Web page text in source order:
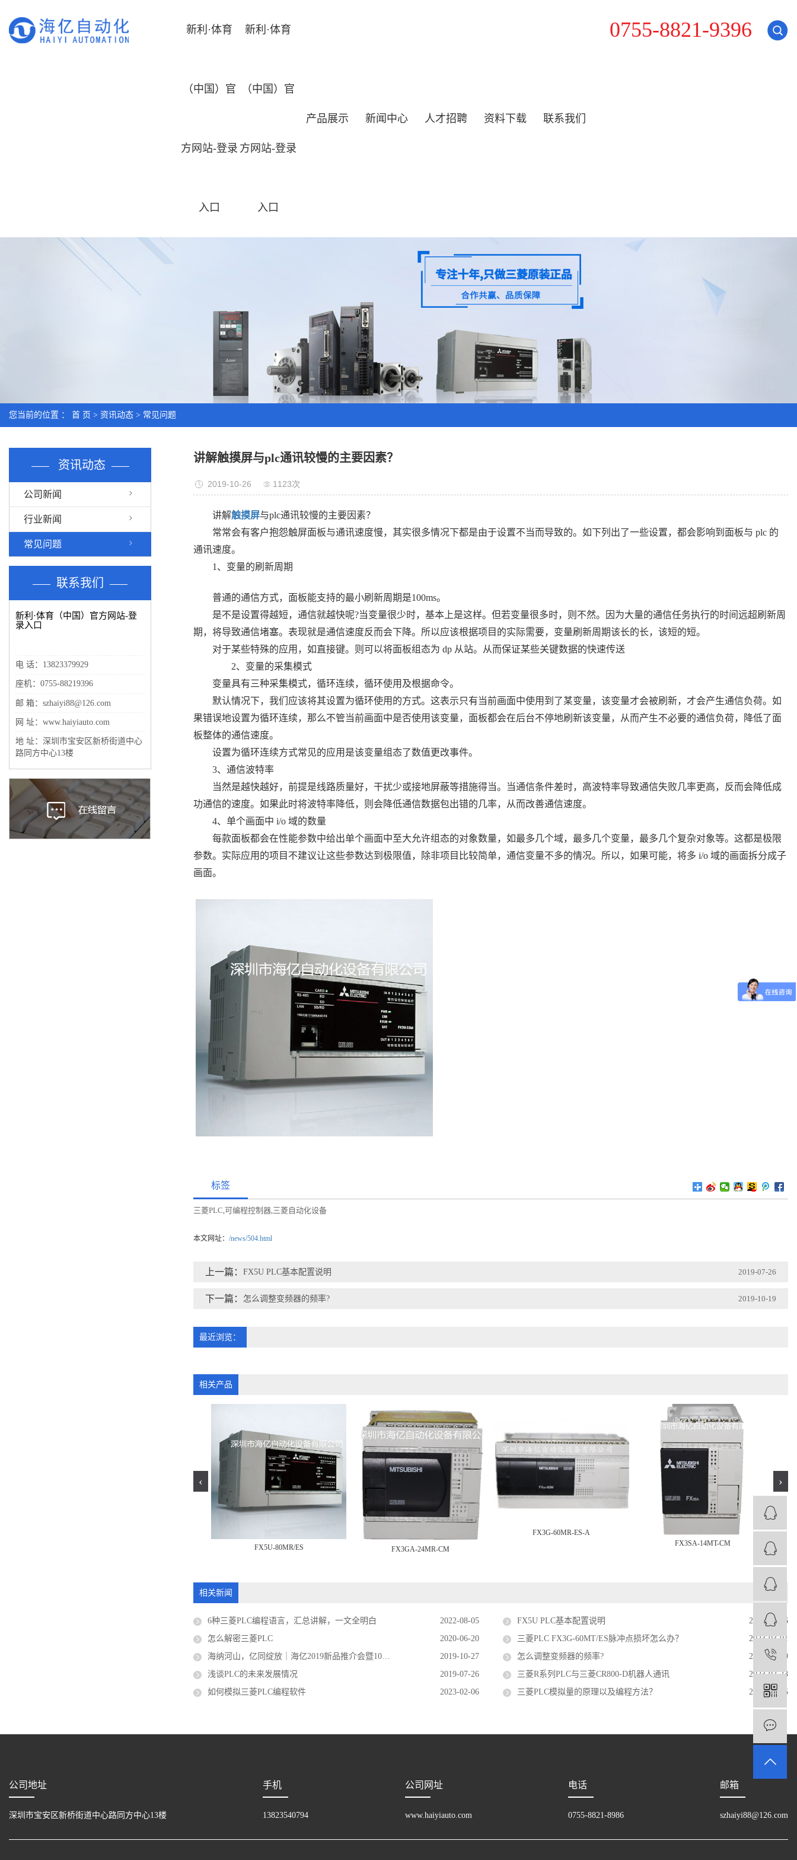
0755-8821-9396
新利·体育
（中国）官
方网站-登录
入口
新利·体育
（中国）官
方网站-登录
入口
产品展示 新闻中心 人才招聘 资料下载 联系我们
您当前的位置 ： 首 页 > 资讯动态 > 常见问题
资讯动态
公司新闻
行业新闻
常见问题
联系我们
新利·体育（中国）官方网站-登
录入口
电 话：13823379929
座机：0755-88219396
邮 箱：szhaiyi88@126.com
网 址：www.haiyiauto.com
地 址：深圳市宝安区新桥街道中心
路同方中心13楼
讲解触摸屏与plc通讯较慢的主要因素？
2019-10-26 1123次
讲解触摸屏与plc通讯较慢的主要因素？
常常会有客户抱怨触屏面板与通讯速度慢，其实很多情况下都是由于设置不当而导致的。如下列出了一些设置，都会影响到面板与 plc 的
通讯速度。
1、变量的刷新周期
普通的通信方式，面板能支持的最小刷新周期是100ms。
是不是设置得越短，通信就越快呢?当变量很少时，基本上是这样。但若变量很多时，则不然。因为大量的通信任务执行的时间远超刷新周
期，将导致通信堵塞。表现就是通信速度反而会下降。所以应该根据项目的实际需要，变量刷新周期该长的长，该短的短。
对于某些特殊的应用，如直接键。则可以将面板组态为 dp 从站。从而保证某些关键数据的快速传送
2、变量的采集模式
变量具有三种采集模式，循环连续，循环使用及根据命令。
默认情况下，我们应该将其设置为循环使用的方式。这表示只有当前画面中使用到了某变量，该变量才会被刷新，才会产生通信负荷。如
果错误地设置为循环连续，那么不管当前画面中是否使用该变量，面板都会在后台不停地刷新该变量，从而产生不必要的通信负荷，降低了面
板整体的通信速度。
设置为循环连续方式常见的应用是该变量组态了数值更改事件。
3、通信波特率
当然是越快越好，前提是线路质量好，干扰少或接地屏蔽等措施得当。当通信条件差时，高波特率导致通信失败几率更高，反而会降低成
功通信的速度。如果此时将波特率降低，则会降低通信数据包出错的几率，从而改善通信速度。
4、单个画面中 i/o 域的数量
每款面板都会在性能参数中给出单个画面中至大允许组态的对象数量，如最多几个域，最多几个变量，最多几个复杂对象等。这都是极限
参数。实际应用的项目不建议让这些参数达到极限值，除非项目比较简单，通信变量不多的情况。所以，如果可能，将多 i/o 域的画面拆分成子
画面。
标签
三菱PLC,可编程控制器,三菱自动化设备
本文网址：/news/504.html
上一篇：FX5U PLC基本配置说明 2019-07-26
下一篇： 怎么调整变频器的频率? 2019-10-19
最近浏览：
相关产品
FX5U-80MR/ES FX3GA-24MR-CM
FX3G-60MR-ES-A
FX3SA-14MT-CM
‹ ›
相关新闻
6种三菱PLC编程语言，汇总讲解，一文全明白 2022-08-05 FX5U PLC基本配置说明
2019-07-26
怎么解密三菱PLC
2020-06-20 三菱PLC FX3G-60MT/ES脉冲点损坏怎么办？
2023-03-01
海纳河山，亿同绽放｜海亿2019新品推介会暨10周年庆隆重举行
2019-10-27 怎么调整变频器的频率?
2019-10-19
浅谈PLC的未来发展情况
2019-07-26 三菱R系列PLC与三菱CR800-D机器人通讯
2023-02-23
如何模拟三菱PLC编程软件
2023-02-06 三菱PLC模拟量的原理以及编程方法？ 2019-10-15
公司地址
深圳市宝安区新桥街道中心路同方中心13楼
手机
13823540794
公司网址
www.haiyiauto.com
电话
0755-8821-8986
邮箱
szhaiyi88@126.com